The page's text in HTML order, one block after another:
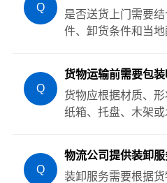
Q
是否送货上门需要
件、卸货条件和当地
Q
货物运输前需要包装
货物应根据材质、
纸箱、托盘、木架或
Q
物流公司提供装卸服
装卸服务需要根据